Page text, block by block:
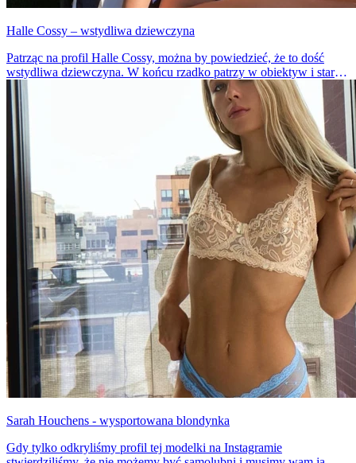
Halle Cossy – wstydliwa dziewczyna
Patrząc na profil Halle Cossy, można by powiedzieć, że to dość
wstydliwa dziewczyna. W końcu rzadko patrzy w obiektyw i stara
się przymykać oczy. Ale czy można tak stwierdzić o modelce, która
bardzo często udostępnia zdjęcia swojego ciała?
Sarah Houchens - wysportowana blondynka
Gdy tylko odkryliśmy profil tej modelki na Instagramie